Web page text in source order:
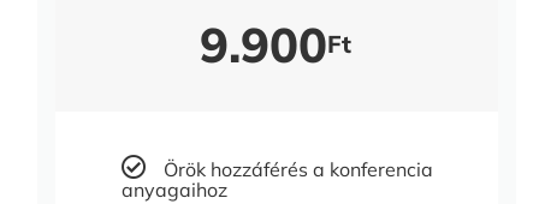
9.900Ft
Örök hozzáférés a konferencia
anyagaihoz